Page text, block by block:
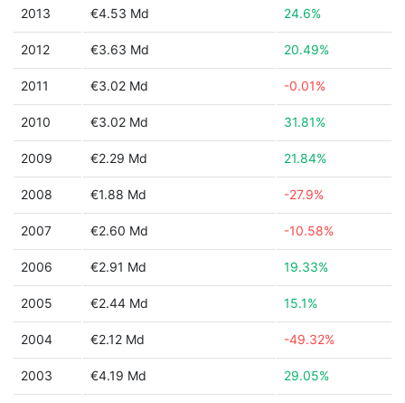
2013 €4.53 Md 24.6%
2012 €3.63 Md 20.49%
2011 €3.02 Md -0.01%
2010 €3.02 Md 31.81%
2009 €2.29 Md 21.84%
2008 €1.88 Md -27.9%
2007 €2.60 Md -10.58%
2006 €2.91 Md 19.33%
2005 €2.44 Md 15.1%
2004 €2.12 Md -49.32%
2003 €4.19 Md 29.05%